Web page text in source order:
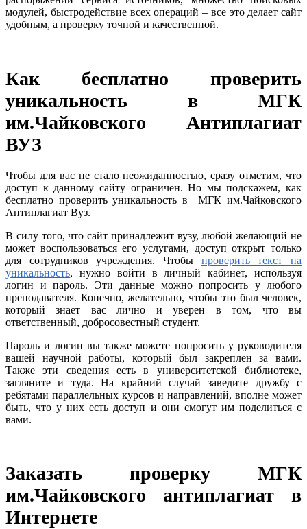
модулей, быстродействие всех операций – все это делает сайт
удобным, а проверку точной и качественной.
Как бесплатно проверить
уникальность в МГК
им.Чайковского Антиплагиат
ВУЗ
Чтобы для вас не стало неожиданностью, сразу отметим, что
доступ к данному сайту ограничен. Но мы подскажем, как
бесплатно проверить уникальность в МГК им.Чайковского
Антиплагиат Вуз.
В силу того, что сайт принадлежит вузу, любой желающий не
может воспользоваться его услугами, доступ открыт только
для сотрудников учреждения. Чтобы проверить текст на
уникальность, нужно войти в личный кабинет, используя
логин и пароль. Эти данные можно попросить у любого
преподавателя. Конечно, желательно, чтобы это был человек,
который знает вас лично и уверен в том, что вы
ответственный, добросовестный студент.
Пароль и логин вы также можете попросить у руководителя
вашей научной работы, который был закреплен за вами.
Также эти сведения есть в университетской библиотеке,
загляните и туда. На крайний случай заведите дружбу с
ребятами параллельных курсов и направлений, вполне может
быть, что у них есть доступ и они смогут им поделиться с
вами.
Заказать проверку МГК
им.Чайковского антиплагиат в
Интернете